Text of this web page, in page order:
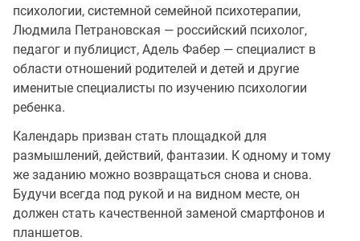
психологии, системной семейной психотерапии,
Людмила Петрановская — российский психолог,
педагог и публицист, Адель Фабер — специалист в
области отношений родителей и детей и другие
именитые специалисты по изучению психологии
ребенка.
Календарь призван стать площадкой для
размышлений, действий, фантазии. К одному и тому
же заданию можно возвращаться снова и снова.
Будучи всегда под рукой и на видном месте, он
должен стать качественной заменой смартфонов и
планшетов.